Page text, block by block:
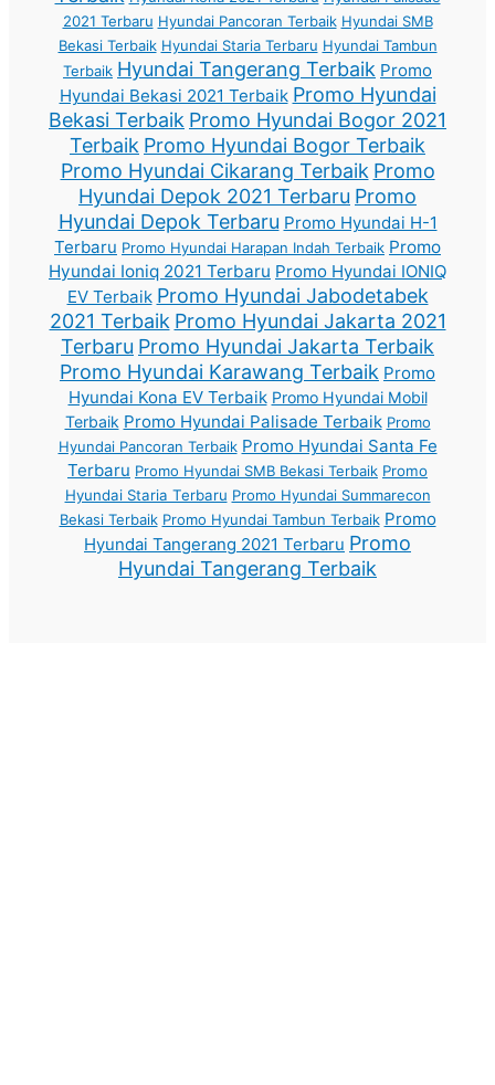
2021 Terbaru Hyundai Pancoran Terbaik Hyundai SMB
Bekasi Terbaik Hyundai Staria Terbaru Hyundai Tambun
Terbaik Hyundai Tangerang Terbaik Promo
Hyundai Bekasi 2021 Terbaik Promo Hyundai
Bekasi Terbaik Promo Hyundai Bogor 2021
Terbaik Promo Hyundai Bogor Terbaik
Promo Hyundai Cikarang Terbaik Promo
Hyundai Depok 2021 Terbaru Promo
Hyundai Depok Terbaru Promo Hyundai H-1
Terbaru Promo Hyundai Harapan Indah Terbaik Promo
Hyundai Ioniq 2021 Terbaru Promo Hyundai IONIQ
EV Terbaik Promo Hyundai Jabodetabek
2021 Terbaik Promo Hyundai Jakarta 2021
Terbaru Promo Hyundai Jakarta Terbaik
Promo Hyundai Karawang Terbaik Promo
Hyundai Kona EV Terbaik Promo Hyundai Mobil
Terbaik Promo Hyundai Palisade Terbaik Promo
Hyundai Pancoran Terbaik Promo Hyundai Santa Fe
Terbaru Promo Hyundai SMB Bekasi Terbaik Promo
Hyundai Staria Terbaru Promo Hyundai Summarecon
Bekasi Terbaik Promo Hyundai Tambun Terbaik Promo
Hyundai Tangerang 2021 Terbaru Promo
Hyundai Tangerang Terbaik